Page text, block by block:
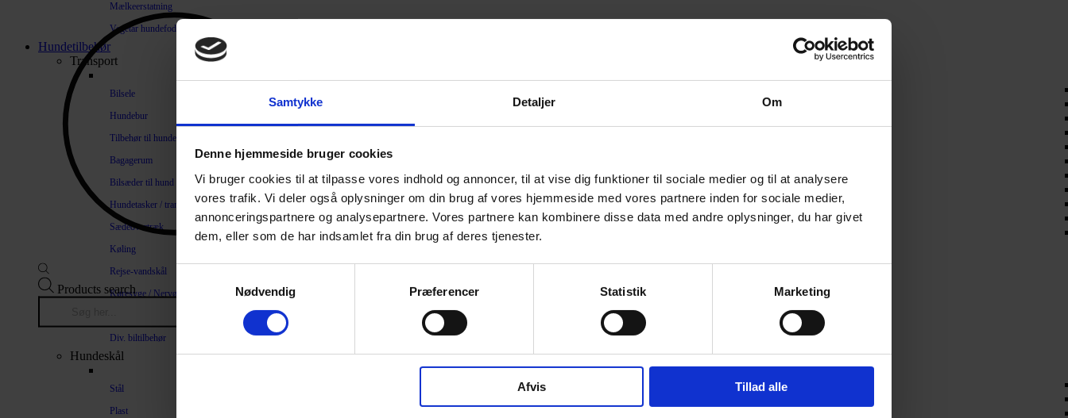
Samtykke Detaljer Om
Denne hjemmeside bruger cookies
Vi bruger cookies til at tilpasse vores indhold og annoncer, til at vise dig funktioner til sociale medier og til at analysere
vores trafik. Vi deler også oplysninger om din brug af vores hjemmeside med vores partnere inden for sociale medier,
annonceringspartnere og analysepartnere. Vores partnere kan kombinere disse data med andre oplysninger, du har givet
dem, eller som de har indsamlet fra din brug af deres tjenester.
Nødvendig
Præferencer Statistik Marketing
Afvis Tillad alle
Mælkeerstatning
Vegetar hundefoder
Hundetilbehør
Transport
Bilsele
Hundebur
Tilbehør til hundebure
Bagagerum
Bilsæder til hund
Hundetasker / transportkasser
Sædeovertræk
Køling
Rejse-vandskål
Køresyge / Nervøsitet
Div. biltilbehør
Hundeskål
Stål
Plast
Products search